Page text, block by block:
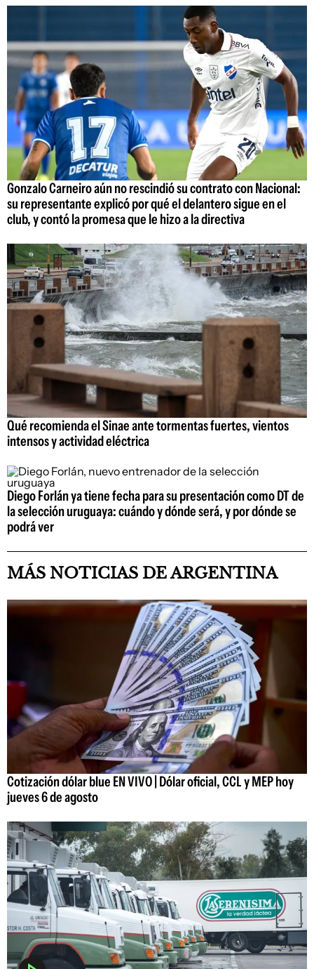
Gonzalo Carneiro aún no rescindió su contrato con Nacional:
su representante explicó por qué el delantero sigue en el
club, y contó la promesa que le hizo a la directiva
Qué recomienda el Sinae ante tormentas fuertes, vientos
intensos y actividad eléctrica
Diego Forlán ya tiene fecha para su presentación como DT de
la selección uruguaya: cuándo y dónde será, y por dónde se
podrá ver
MÁS NOTICIAS DE ARGENTINA
Cotización dólar blue EN VIVO | Dólar oficial, CCL y MEP hoy
jueves 6 de agosto